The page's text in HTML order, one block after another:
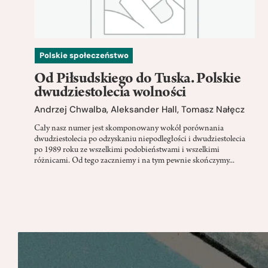
Polskie społeczeństwo
Od Piłsudskiego do Tuska. Polskie
dwudziestolecia wolności
Andrzej Chwalba, Aleksander Hall, Tomasz Nałęcz
Cały nasz numer jest skomponowany wokół porównania
dwudziestolecia po odzyskaniu niepodległości i dwudziestolecia
po 1989 roku ze wszelkimi podobieństwami i wszelkimi
różnicami. Od tego zaczniemy i na tym pewnie skończymy...